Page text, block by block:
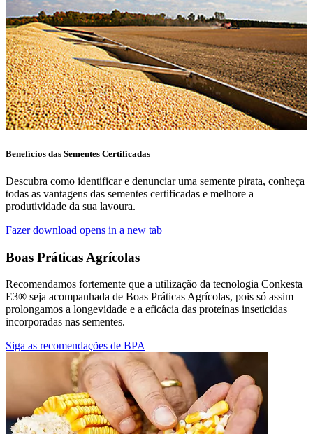
Benefícios das Sementes Certificadas
Descubra como identificar e denunciar uma semente pirata, conheça
todas as vantagens das sementes certificadas e melhore a
produtividade da sua lavoura.
Fazer download opens in a new tab
Boas Práticas Agrícolas
Recomendamos fortemente que a utilização da tecnologia Conkesta
E3® seja acompanhada de Boas Práticas Agrícolas, pois só assim
prolongamos a longevidade e a eficácia das proteínas inseticidas
incorporadas nas sementes.
Siga as recomendações de BPA